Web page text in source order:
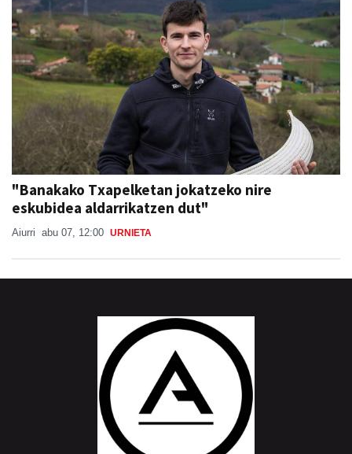
"Banakako Txapelketan jokatzeko nire
eskubidea aldarrikatzen dut"
Aiurri abu 07, 12:00 URNIETA